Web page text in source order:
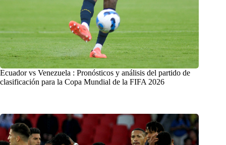
Ecuador vs Venezuela : Pronósticos y análisis del partido de
clasificación para la Copa Mundial de la FIFA 2026